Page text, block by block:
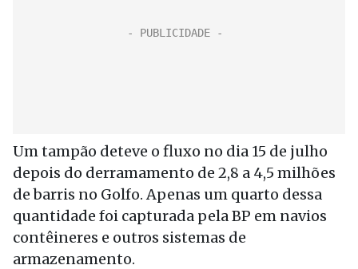
Um tampão deteve o fluxo no dia 15 de julho
depois do derramamento de 2,8 a 4,5 milhões
de barris no Golfo. Apenas um quarto dessa
quantidade foi capturada pela BP em navios
contêineres e outros sistemas de
armazenamento.